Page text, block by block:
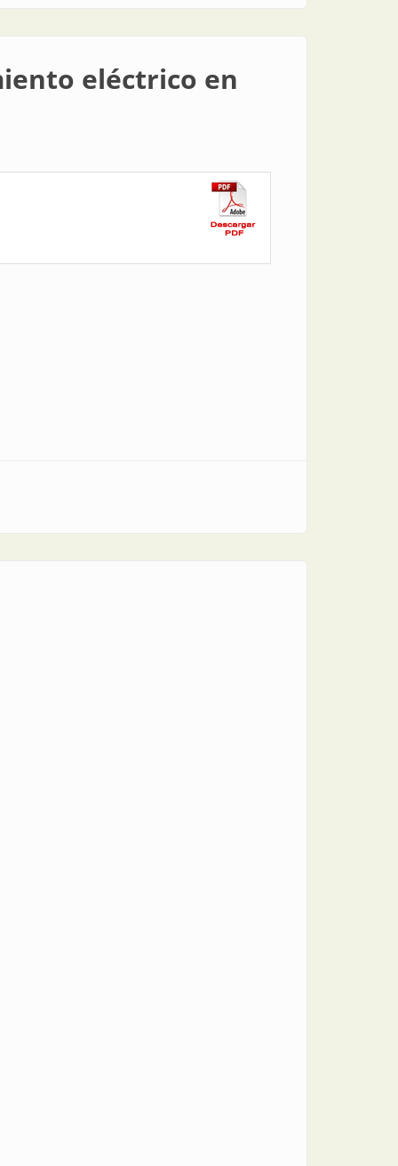
eléctrico en